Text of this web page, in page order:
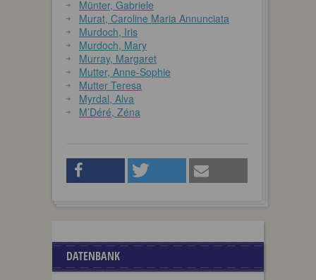
Münter, Gabriele
Murat, Caroline Maria Annunciata
Murdoch, Iris
Murdoch, Mary
Murray, Margaret
Mutter, Anne-Sophie
Mutter Teresa
Myrdal, Alva
M’Déré, Zéna
DATENBANK